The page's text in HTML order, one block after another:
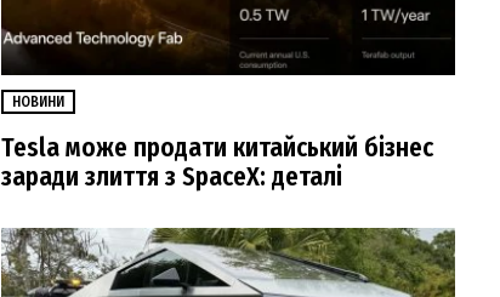
НОВИНИ
Tesla може продати китайський бізнес
заради злиття з SpaceX: деталі